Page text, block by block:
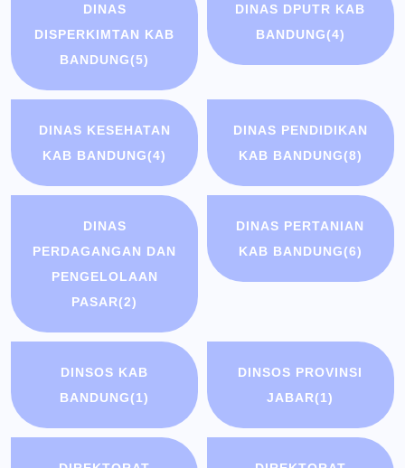
DINAS
DISPERKIMTAN KAB
BANDUNG(5)
DINAS DPUTR KAB
BANDUNG(4)
DINAS KESEHATAN
KAB BANDUNG(4)
DINAS PENDIDIKAN
KAB BANDUNG(8)
DINAS
PERDAGANGAN DAN
PENGELOLAAN
PASAR(2)
DINAS PERTANIAN
KAB BANDUNG(6)
DINSOS KAB
BANDUNG(1)
DINSOS PROVINSI
JABAR(1)